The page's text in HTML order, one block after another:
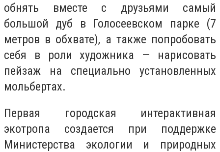
обнять вместе с друзьями самый
большой дуб в Голосеевском парке (7
метров в обхвате), а также попробовать
себя в роли художника — нарисовать
пейзаж на специально установленных
мольбертах.
Первая городская интерактивная
экотропа создается при поддержке
Министерства экологии и природных